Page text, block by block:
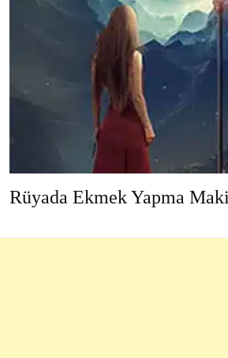
Rüyada Ekmek Yapma